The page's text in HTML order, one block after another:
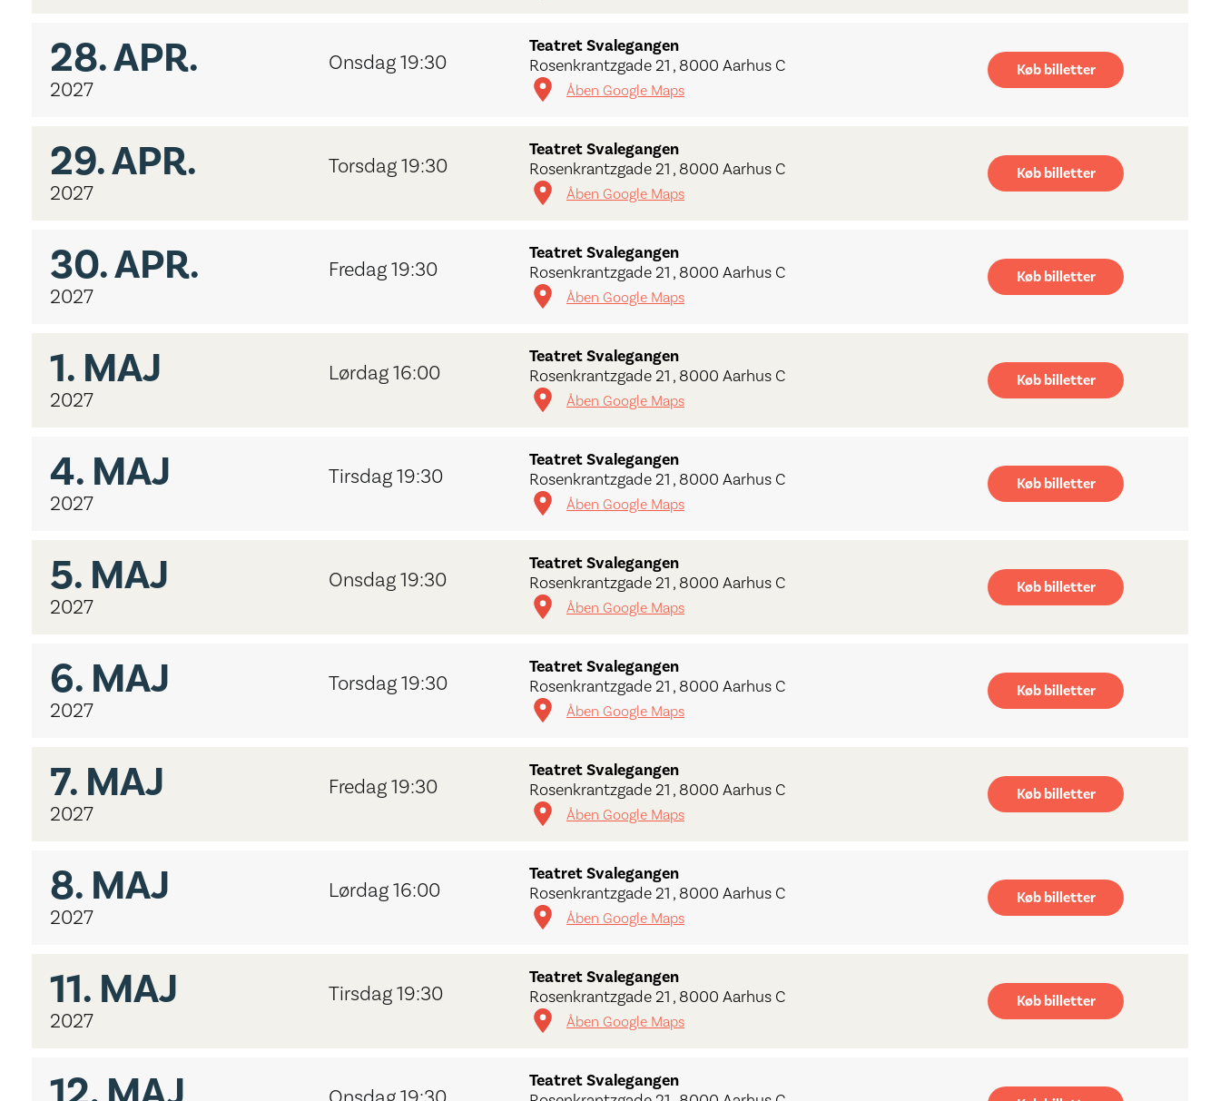
28.APR.
2027
Onsdag 19:30
Teatret Svalegangen
Rosenkrantzgade 21 , 8000 Aarhus C
Åben Google Maps
Køb billetter
29.APR.
2027
Torsdag 19:30
Teatret Svalegangen
Rosenkrantzgade 21 , 8000 Aarhus C
Åben Google Maps
Køb billetter
30.APR.
2027
Fredag 19:30
Teatret Svalegangen
Rosenkrantzgade 21 , 8000 Aarhus C
Åben Google Maps
Køb billetter
1. MAJ
2027
Lørdag 16:00
Teatret Svalegangen
Rosenkrantzgade 21 , 8000 Aarhus C
Åben Google Maps
Køb billetter
4. MAJ
2027
Tirsdag 19:30
Teatret Svalegangen
Rosenkrantzgade 21 , 8000 Aarhus C
Åben Google Maps
Køb billetter
5. MAJ
2027
Onsdag 19:30
Teatret Svalegangen
Rosenkrantzgade 21 , 8000 Aarhus C
Åben Google Maps
Køb billetter
6. MAJ
2027
Torsdag 19:30
Teatret Svalegangen
Rosenkrantzgade 21 , 8000 Aarhus C
Åben Google Maps
Køb billetter
7. MAJ
2027
Fredag 19:30
Teatret Svalegangen
Rosenkrantzgade 21 , 8000 Aarhus C
Åben Google Maps
Køb billetter
8. MAJ
2027
Lørdag 16:00
Teatret Svalegangen
Rosenkrantzgade 21 , 8000 Aarhus C
Åben Google Maps
Køb billetter
11. MAJ
2027
Tirsdag 19:30
Teatret Svalegangen
Rosenkrantzgade 21 , 8000 Aarhus C
Åben Google Maps
Køb billetter
Teatret Svalegangen